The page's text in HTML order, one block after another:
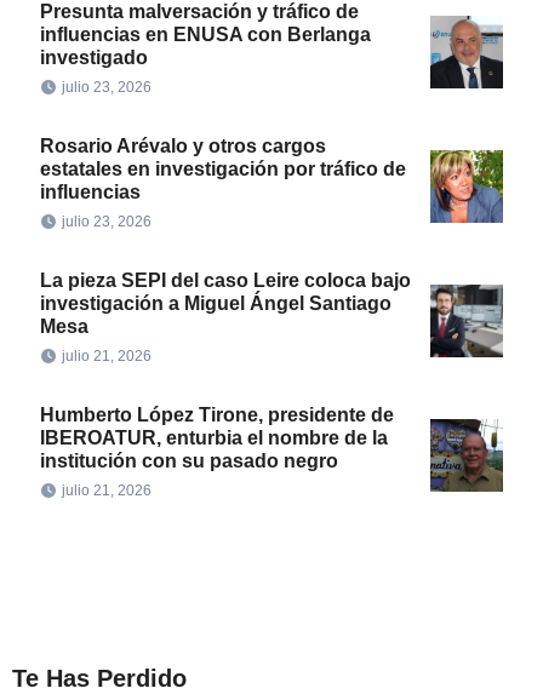
Presunta malversación y tráfico de
influencias en ENUSA con Berlanga
investigado
julio 23, 2026
Rosario Arévalo y otros cargos
estatales en investigación por tráfico de
influencias
julio 23, 2026
La pieza SEPI del caso Leire coloca bajo
investigación a Miguel Ángel Santiago
Mesa
julio 21, 2026
Humberto López Tirone, presidente de
IBEROATUR, enturbia el nombre de la
institución con su pasado negro
julio 21, 2026
Te Has Perdido